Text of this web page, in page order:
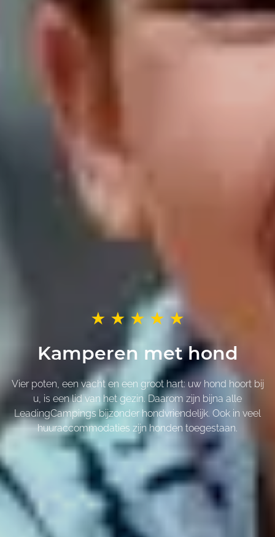
Kamperen met hond
Vier poten, een vacht en een groot hart: uw hond hoort bij
u, is een lid van het gezin. Daarom zijn bijna alle
LeadingCampings bijzonder hondvriendelijk. Ook in veel
huuraccommodaties zijn honden toegestaan.